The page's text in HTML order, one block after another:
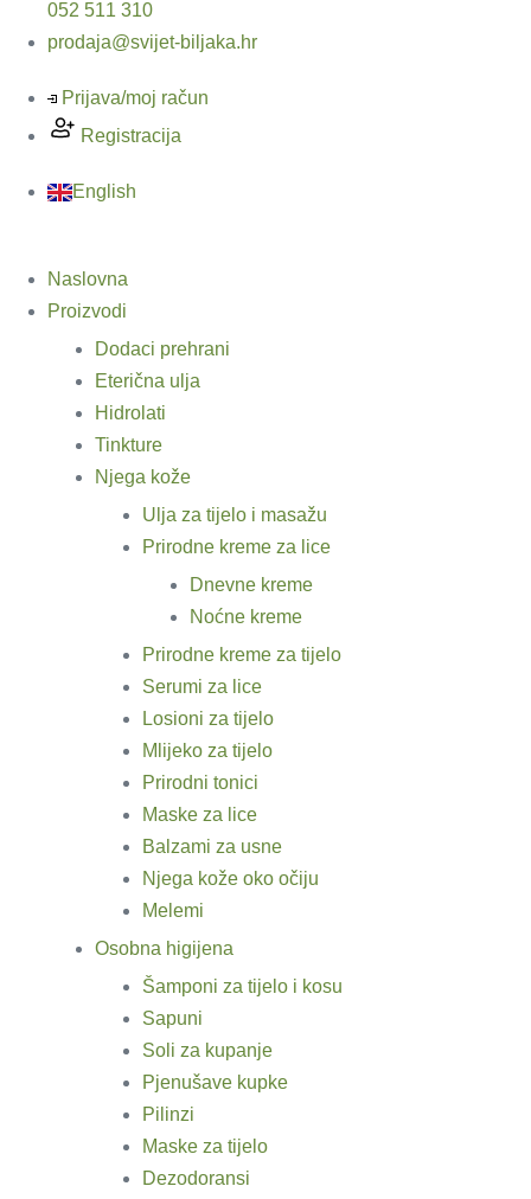
052 511 310
prodaja@svijet-biljaka.hr
Prijava/moj račun
Registracija
English
Naslovna
Proizvodi
Dodaci prehrani
Eterična ulja
Hidrolati
Tinkture
Njega kože
Ulja za tijelo i masažu
Prirodne kreme za lice
Dnevne kreme
Noćne kreme
Prirodne kreme za tijelo
Serumi za lice
Losioni za tijelo
Mlijeko za tijelo
Prirodni tonici
Maske za lice
Balzami za usne
Njega kože oko očiju
Melemi
Osobna higijena
Šamponi za tijelo i kosu
Sapuni
Soli za kupanje
Pjenušave kupke
Pilinzi
Maske za tijelo
Dezodoransi